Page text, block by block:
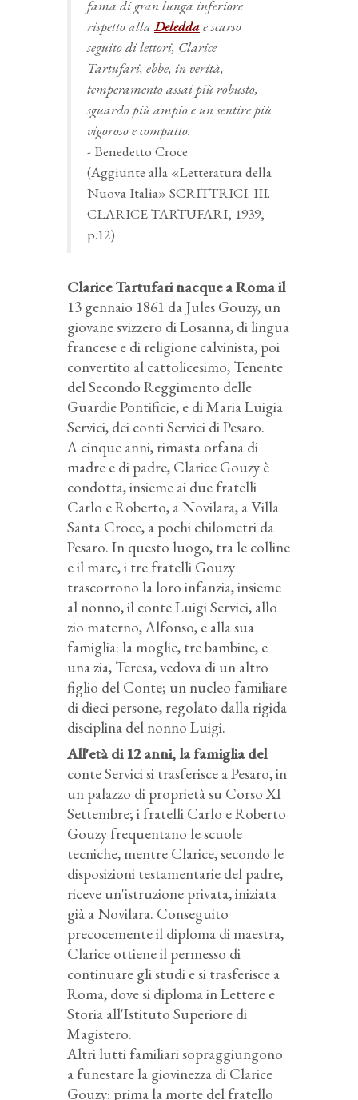
fama di gran lunga inferiore
rispetto alla Deleddae scarso
seguito di lettori, Clarice
Tartufari, ebbe, in verità,
temperamento assai più robusto,
sguardo più ampio e un sentire più
vigoroso e compatto.
- Benedetto Croce
(Aggiunte alla «Letteratura della
Nuova Italia» SCRITTRICI. III.
CLARICE TARTUFARI, 1939,
p.12)
Clarice Tartufari nacque a Roma il
13 gennaio 1861 da Jules Gouzy, un
giovane svizzero di Losanna, di lingua
francese e di religione calvinista, poi
convertito al cattolicesimo, Tenente
del Secondo Reggimento delle
Guardie Pontificie, e di Maria Luigia
Servici, dei conti Servici di Pesaro.
A cinque anni, rimasta orfana di
madre e di padre, Clarice Gouzy è
condotta, insieme ai due fratelli
Carlo e Roberto, a Novilara, a Villa
Santa Croce, a pochi chilometri da
Pesaro. In questo luogo, tra le colline
e il mare, i tre fratelli Gouzy
trascorrono la loro infanzia, insieme
al nonno, il conte Luigi Servici, allo
zio materno, Alfonso, e alla sua
famiglia: la moglie, tre bambine, e
una zia, Teresa, vedova di un altro
figlio del Conte; un nucleo familiare
di dieci persone, regolato dalla rigida
disciplina del nonno Luigi.
All'età di 12 anni, la famiglia del
conte Servici si trasferisce a Pesaro, in
un palazzo di proprietà su Corso XI
Settembre; i fratelli Carlo e Roberto
Gouzy frequentano le scuole
tecniche, mentre Clarice, secondo le
disposizioni testamentarie del padre,
riceve un'istruzione privata, iniziata
già a Novilara. Conseguito
precocemente il diploma di maestra,
Clarice ottiene il permesso di
continuare gli studi e si trasferisce a
Roma, dove si diploma in Lettere e
Storia all'Istituto Superiore di
Magistero.
Altri lutti familiari sopraggiungono
a funestare la giovinezza di Clarice
Gouzy: prima la morte del fratello